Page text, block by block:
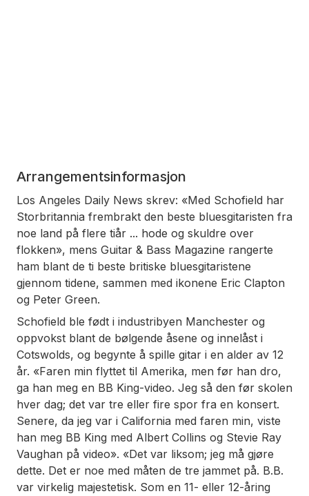
Arrangementsinformasjon
Los Angeles Daily News skrev: «Med Schofield har
Storbritannia frembrakt den beste bluesgitaristen fra
noe land på flere tiår ... hode og skuldre over
flokken», mens Guitar & Bass Magazine rangerte
ham blant de ti beste britiske bluesgitaristene
gjennom tidene, sammen med ikonene Eric Clapton
og Peter Green.
Schofield ble født i industribyen Manchester og
oppvokst blant de bølgende åsene og innelåst i
Cotswolds, og begynte å spille gitar i en alder av 12
år. «Faren min flyttet til Amerika, men før han dro,
ga han meg en BB King-video. Jeg så den før skolen
hver dag; det var tre eller fire spor fra en konsert.
Senere, da jeg var i California med faren min, viste
han meg BB King med Albert Collins og Stevie Ray
Vaughan på video». «Det var liksom; jeg må gjøre
dette. Det er noe med måten de tre jammet på. B.B.
var virkelig majestetisk. Som en 11- eller 12-åring